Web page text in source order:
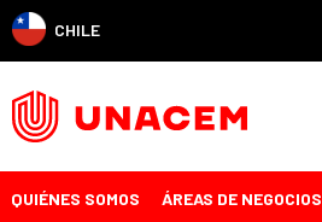
CHILE
QUIÉNES SOMOS ÁREAS DE NEGOCIOS